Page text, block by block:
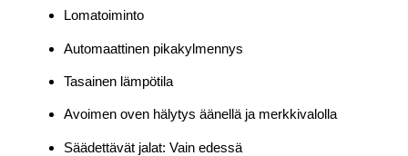
Lomatoiminto
Automaattinen pikakylmennys
Tasainen lämpötila
Avoimen oven hälytys äänellä ja merkkivalolla
Säädettävät jalat: Vain edessä